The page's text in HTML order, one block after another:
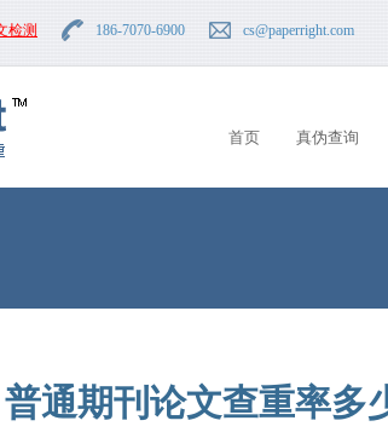
检测 186-7070-6900 cs@paperright.com
首页
真伪查询
普通期刊论文查重率多